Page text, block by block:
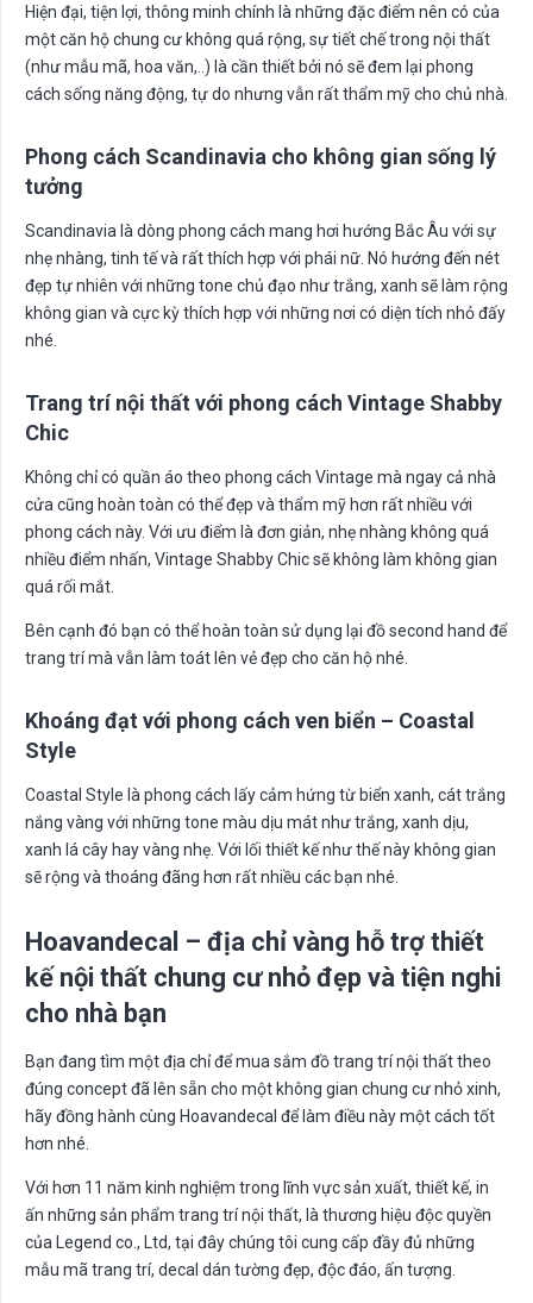
Hiện đại, tiện lợi, thông minh chính là những đặc điểm nên có của
một căn hộ chung cư không quá rộng, sự tiết chế trong nội thất
(như mẫu mã, hoa văn,..) là cần thiết bởi nó sẽ đem lại phong
cách sống năng động, tự do nhưng vẫn rất thẩm mỹ cho chủ nhà.
Phong cách Scandinavia cho không gian sống lý
tưởng
Scandinavia là dòng phong cách mang hơi hướng Bắc Âu với sự
nhẹ nhàng, tinh tế và rất thích hợp với phái nữ. Nó hướng đến nét
đẹp tự nhiên với những tone chủ đạo như trắng, xanh sẽ làm rộng
không gian và cực kỳ thích hợp với những nơi có diện tích nhỏ đấy
nhé.
Trang trí nội thất với phong cách Vintage Shabby
Chic
Không chỉ có quần áo theo phong cách Vintage mà ngay cả nhà
cửa cũng hoàn toàn có thể đẹp và thẩm mỹ hơn rất nhiều với
phong cách này. Với ưu điểm là đơn giản, nhẹ nhàng không quá
nhiều điểm nhấn, Vintage Shabby Chic sẽ không làm không gian
quá rối mắt.
Bên cạnh đó bạn có thể hoàn toàn sử dụng lại đồ second hand để
trang trí mà vẫn làm toát lên vẻ đẹp cho căn hộ nhé.
Khoáng đạt với phong cách ven biển – Coastal
Style
Coastal Style là phong cách lấy cảm hứng từ biển xanh, cát trắng
nắng vàng với những tone màu dịu mát như trắng, xanh dịu,
xanh lá cây hay vàng nhẹ. Với lối thiết kế như thế này không gian
sẽ rộng và thoáng đãng hơn rất nhiều các bạn nhé.
Hoavandecal – địa chỉ vàng hỗ trợ thiết
kếnội thất chung cưnhỏ đẹp và tiện nghi
cho nhà bạn
Bạn đang tìm một địa chỉ để mua sắm đồ trang trí nội thất theo
đúng concept đã lên sẵn cho một không gian chung cư nhỏ xinh,
hãy đồng hành cùng Hoavandecal để làm điều này một cách tốt
hơn nhé.
Với hơn 11 năm kinh nghiệm trong lĩnh vực sản xuất, thiết kế, in
ấn những sản phẩm trang trí nội thất, là thương hiệu độc quyền
của Legend co., Ltd, tại đây chúng tôi cung cấp đầy đủ những
mẫu mã trang trí, decal dán tường đẹp, độc đáo, ấn tượng.